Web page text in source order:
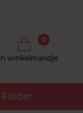
winkelmandje
0
Folder